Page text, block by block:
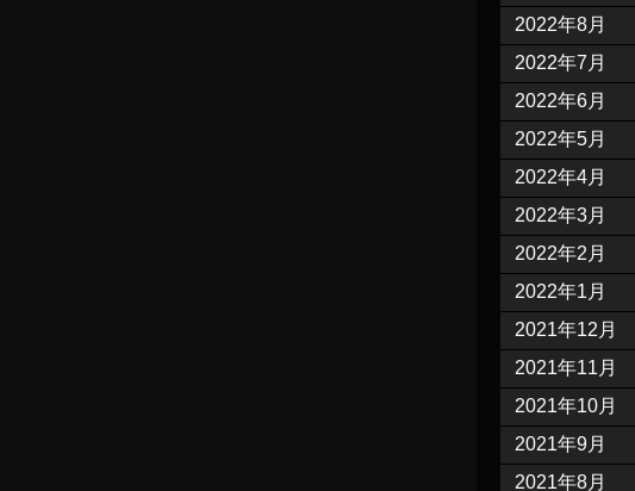
2022年8月
2022年7月
2022年6月
2022年5月
2022年4月
2022年3月
2022年2月
2022年1月
2021年12月
2021年11月
2021年10月
2021年9月
2021年8月